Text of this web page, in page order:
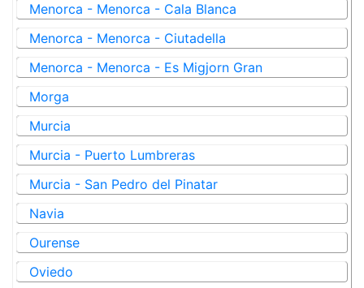
Menorca - Menorca - Cala Blanca
Menorca - Menorca - Ciutadella
Menorca - Menorca - Es Migjorn Gran
Morga
Murcia
Murcia - Puerto Lumbreras
Murcia - San Pedro del Pinatar
Navia
Ourense
Oviedo